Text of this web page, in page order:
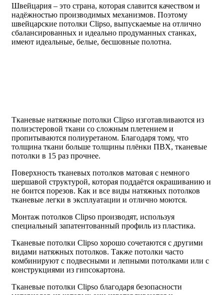
Швейцария – это страна, которая славится качеством и
надёжностью производимых механизмов. Поэтому
швейцарские потолки Clipso, выпускаемые на отлично
сбалансированных и идеально продуманных станках,
имеют идеальные, белые, бесшовные полотна.
Тканевые натяжные потолки Clipso изготавливаются из
полиэстеровой ткани со сложным плетением и
пропитываются полиуретаном. Благодаря тому, что
толщина ткани больше толщины плёнки ПВХ, тканевые
потолки в 15 раз прочнее.
Поверхность тканевых потолков матовая с немного
шершавой структурой, которая поддаётся окрашиванию и
не боится порезов. Как и все виды натяжных потолков
тканевые легки в эксплуатации и отлично моются.
Монтаж потолков Clipso производят, используя
специальный запатентованный профиль из пластика.
Тканевые потолки Clipso хорошо сочетаются с другими
видами натяжных потолков. Также потолки часто
комбинируют с подвесными и лепными потолками или с
конструкциями из гипсокартона.
Тканевые потолки Clipso благодаря безопасности